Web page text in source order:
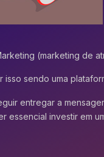
(marketing de
sendo uma
entregar a
investir em